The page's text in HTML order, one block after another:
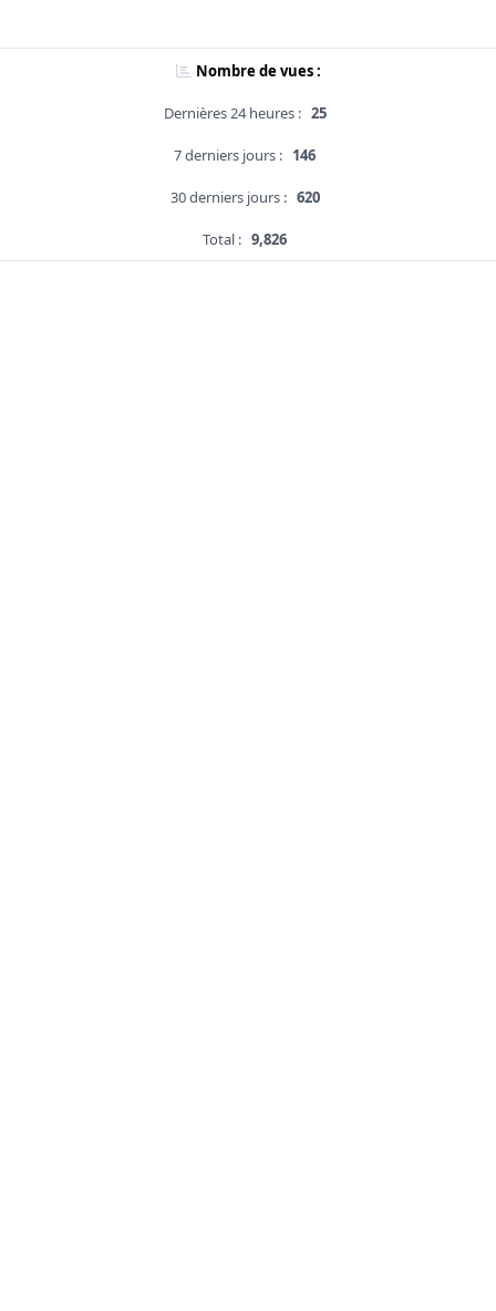
Nombre de vues :
Dernières 24 heures : 25
7 derniers jours : 146
30 derniers jours : 620
Total : 9,826